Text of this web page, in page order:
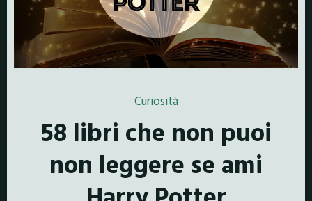
Curiosità
58 libri che non puoi
non leggere se ami